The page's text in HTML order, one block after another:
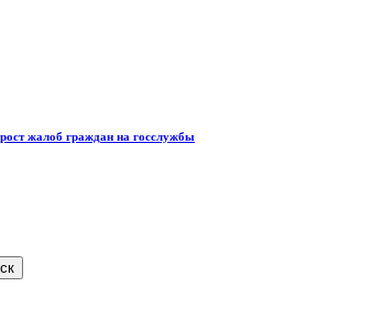
жалоб граждан на госслужбы